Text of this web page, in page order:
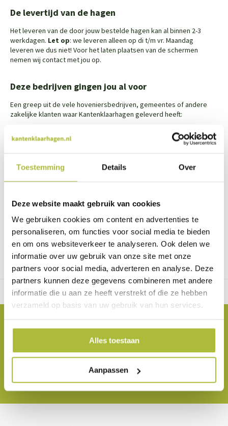
Toestemming Details Over
Deze website maakt gebruik van cookies
We gebruiken cookies om content en advertenties te
personaliseren, om functies voor social media te bieden
en om ons websiteverkeer te analyseren. Ook delen we
informatie over uw gebruik van onze site met onze
partners voor social media, adverteren en analyse. Deze
partners kunnen deze gegevens combineren met andere
informatie die u aan ze heeft verstrekt of die ze hebben
verzameld op basis van uw gebruik van hun services.
Alles toestaan
Aanpassen
De levertijd van de hagen
Het leveren van de door jouw bestelde hagen kan al binnen 2-3
werkdagen. Let op: we leveren alleen op di t/m vr. Maandag
leveren we dus niet! Voor het laten plaatsen van de schermen
nemen wij contact met jou op.
Deze bedrijven gingen jou al voor
Een greep uit de vele hoveniersbedrijven, gemeentes of andere
zakelijke klanten waar Kantenklaarhagen geleverd heeft:
Gratis verzending vanaf €2000 in NL
Blijf op de hoogte van de laatste nieuwtjes
Abonneer je op onze nieuwsbrief om op de hoogte te
blijven.